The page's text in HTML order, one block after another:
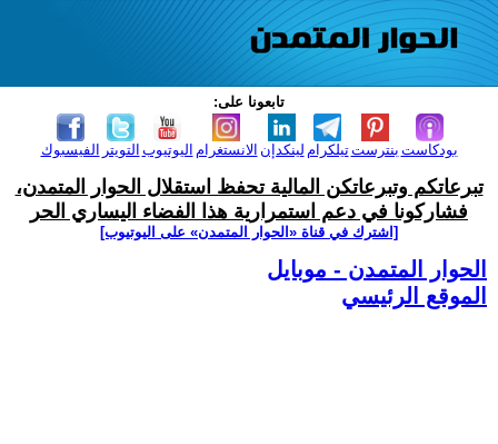
تابعونا على:
الفيسبوك التويتر اليوتيوب الانستغرام لينكدإن تيلكرامبنترست بودكاست
تبرعاتكم وتبرعاتكن المالية تحفظ استقلال الحوار المتمدن،
فشاركونا في دعم استمرارية هذا الفضاء اليساري الحر
[اشترك في قناة ‫«الحوار المتمدن» على اليوتيوب]
الحوار المتمدن - موبايل
الموقع الرئيسي